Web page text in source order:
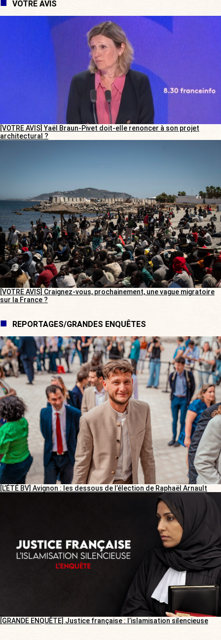
VOTRE AVIS
[VOTRE AVIS] Yaël Braun-Pivet doit-elle renoncer à son projet
architectural ?
[VOTRE AVIS] Craignez-vous, prochainement, une vague migratoire
sur la France ?
REPORTAGES/GRANDES ENQUÊTES
[L’ÉTÉ BV] Avignon : les dessous de l’élection de Raphaël Arnault
[GRANDE ENQUÊTE] Justice française : l’islamisation silencieuse